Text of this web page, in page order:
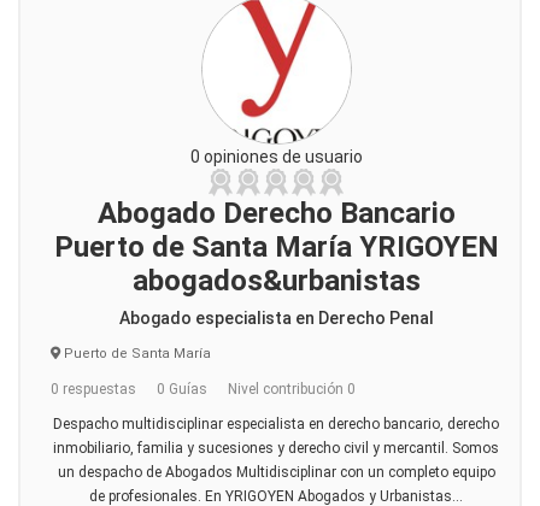
0 opiniones de usuario
Abogado Derecho Bancario
Puerto de Santa María YRIGOYEN
abogados&urbanistas
Abogado especialista en Derecho Penal
Puerto de Santa María
0 respuestas 0 Guías Nivel contribución 0
Despacho multidisciplinar especialista en derecho bancario, derecho
inmobiliario, familia y sucesiones y derecho civil y mercantil. Somos
un despacho de Abogados Multidisciplinar con un completo equipo
de profesionales. En YRIGOYEN Abogados y Urbanistas...